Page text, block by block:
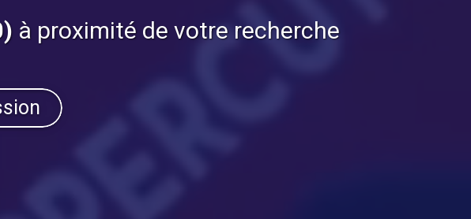
à proximité de votre recherche